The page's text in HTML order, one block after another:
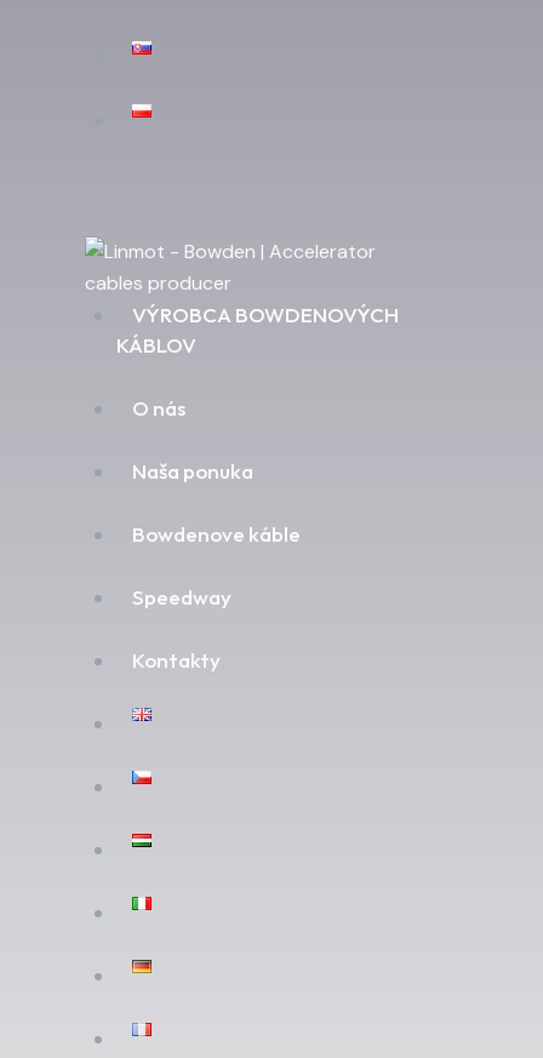
VÝROBCA BOWDENOVÝCH
KÁBLOV
O nás
Naša ponuka
Bowdenove káble
Speedway
Kontakty